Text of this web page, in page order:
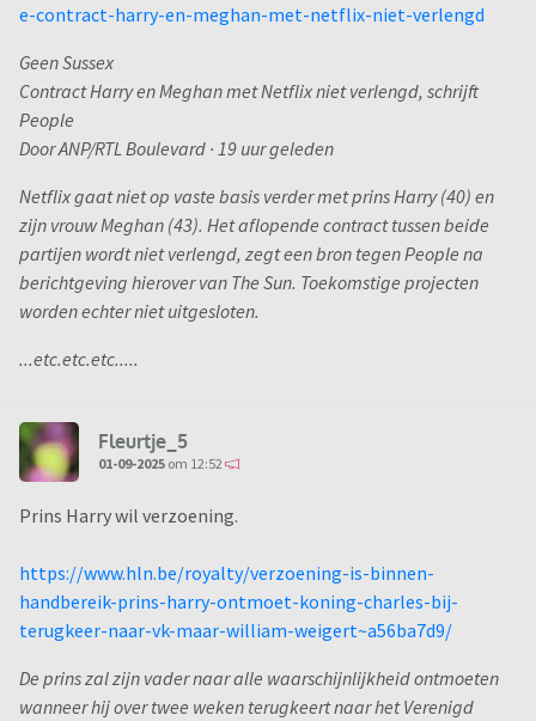
e-contract-harry-en-meghan-met-netflix-niet-verlengd
Geen Sussex
Contract Harry en Meghan met Netflix niet verlengd, schrijft
People
Door ANP/RTL Boulevard · 19 uur geleden
Netflix gaat niet op vaste basis verder met prins Harry (40) en
zijn vrouw Meghan (43). Het aflopende contract tussen beide
partijen wordt niet verlengd, zegt een bron tegen People na
berichtgeving hierover van The Sun. Toekomstige projecten
worden echter niet uitgesloten.
...etc.etc.etc.....
Fleurtje_5
01-09-2025 om 12:52
Prins Harry wil verzoening.
https://www.hln.be/royalty/verzoening-is-binnen-
handbereik-prins-harry-ontmoet-koning-charles-bij-
terugkeer-naar-vk-maar-william-weigert~a56ba7d9/
De prins zal zijn vader naar alle waarschijnlijkheid ontmoeten
wanneer hij over twee weken terugkeert naar het Verenigd